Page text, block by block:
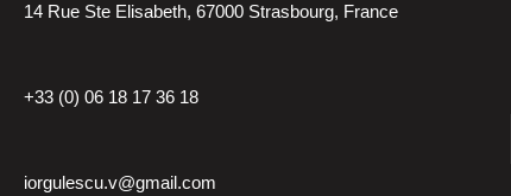
14 Rue Ste Elisabeth, 67000 Strasbourg, France
+33 (0) 06 18 17 36 18
iorgulescu.v@gmail.com